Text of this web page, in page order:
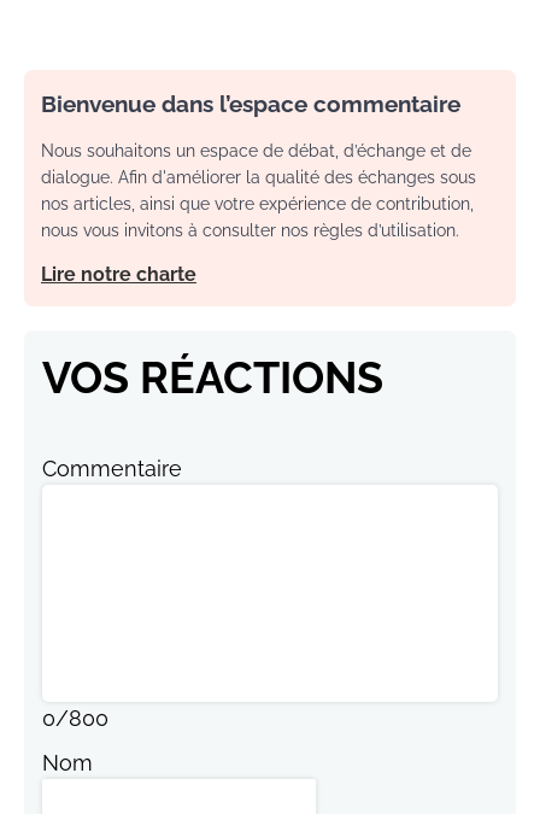
Bienvenue dans l’espace commentaire
Nous souhaitons un espace de débat, d’échange et de
dialogue. Afin d'améliorer la qualité des échanges sous
nos articles, ainsi que votre expérience de contribution,
nous vous invitons à consulter nos règles d’utilisation.
Lire notre charte
VOS RÉACTIONS
Commentaire
0/800
Nom